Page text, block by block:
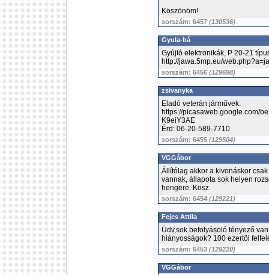
Köszönöm!
sorszám: 6457 (130536)
Gyula-bá
Gyújtó elektronikák, P 20-21
http://jawa.5mp.eu/
sorszám: 6456 (129698)
zsivanyka
Eladó veterán járművek:
https://picasaweb.google.com/
K9eiY3AE
Érd: 06-20-589-7710
sorszám: 6455 (129504)
VGGábor
Állítólag akkor a kivonáskor
vannak, állapota sok helyen
hengere. Kösz.
sorszám: 6454 (129221)
Fejes Attila
Üdv,sok befolyásoló tényező
hiányosságok? 100 ezertöl
sorszám: 6453 (129220)
VGGábor